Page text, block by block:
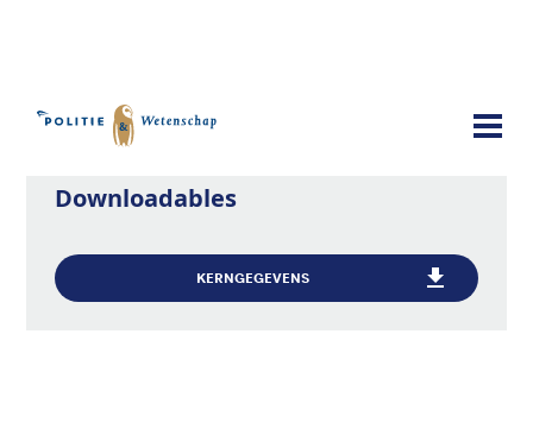
Publicaties Cameratoezicht
Downloadables
KERNGEGEVENS